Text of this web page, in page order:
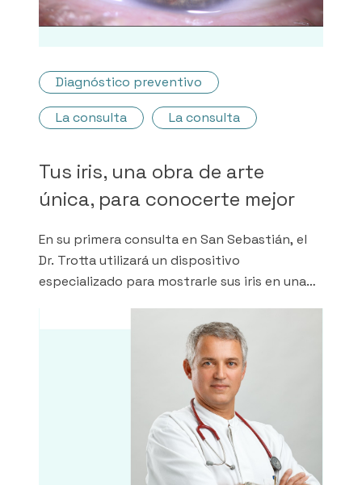
Diagnóstico preventivo
La consulta La consulta
Tus iris, una obra de arte
única, para conocerte mejor
En su primera consulta en San Sebastián, el
Dr. Trotta utilizará un dispositivo
especializado para mostrarle sus iris en una
aprender sobre usted al examinarlos.
Conocerte mejor para tratarte mejor es
nuestro lema. Naturalmente.